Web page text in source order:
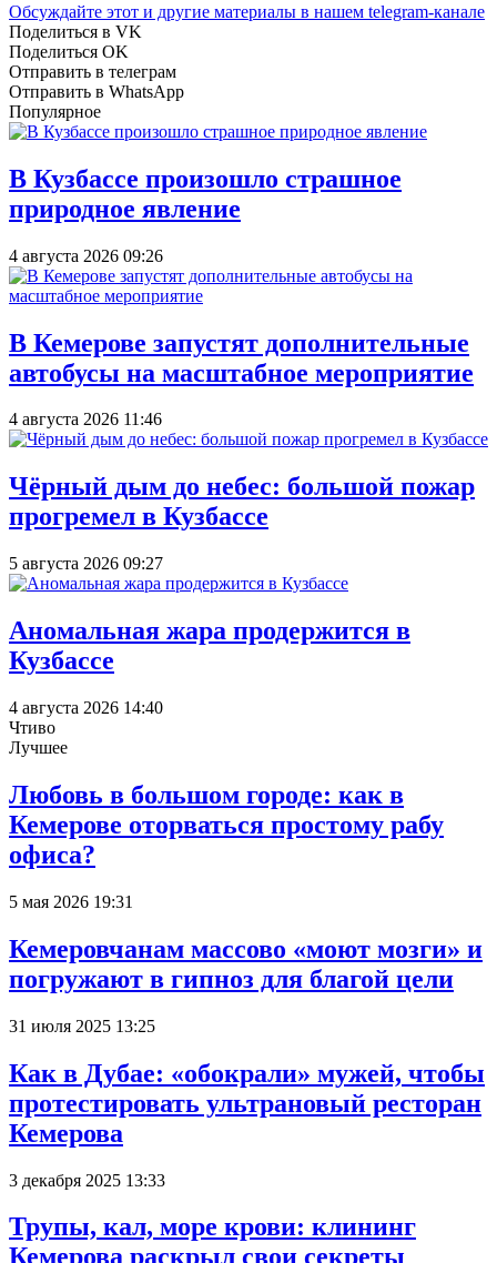
Обсуждайте этот и другие материалы в нашем telegram-канале
Поделиться в VK
Поделиться OK
Отправить в телеграм
Отправить в WhatsApp
Популярное
В Кузбассе произошло страшное
природное явление
4 августа 2026 09:26
В Кемерове запустят дополнительные
автобусы на масштабное мероприятие
4 августа 2026 11:46
Чёрный дым до небес: большой пожар
прогремел в Кузбассе
5 августа 2026 09:27
Аномальная жара продержится в
Кузбассе
4 августа 2026 14:40
Чтиво
Лучшее
Любовь в большом городе: как в
Кемерове оторваться простому рабу
офиса?
5 мая 2026 19:31
Кемеровчанам массово «моют мозги» и
погружают в гипноз для благой цели
31 июля 2025 13:25
Как в Дубае: «обокрали» мужей, чтобы
протестировать ультрановый ресторан
Кемерова
3 декабря 2025 13:33
Трупы, кал, море крови: клининг
Кемерова раскрыл свои секреты